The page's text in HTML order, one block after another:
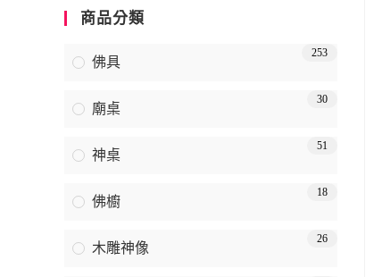
商品分類
佛具
253
廟桌
30
神桌
51
佛櫥
18
木雕神像
26